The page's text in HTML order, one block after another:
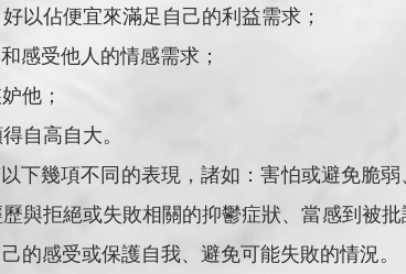
好以佔便宜來滿足自己的利益需求；
和感受他人的情感需求；
他；
自高自大。
與拒絕或失敗相關的抑鬱症狀、當感到被
的感受或保護自我、避免可能失敗的情況。